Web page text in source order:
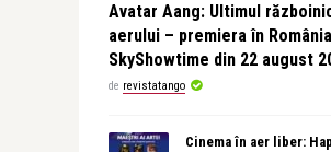
Avatar Aang: Ultimul
aerului – premiera în
SkyShowtime din 22 august
de revistatango
Cinema în aer liber: